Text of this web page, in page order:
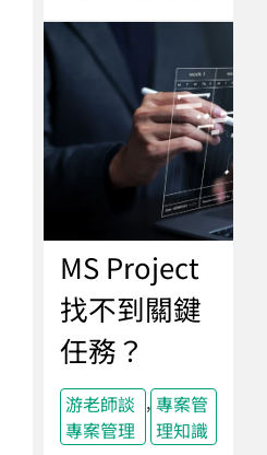
MS Project
找不到關鍵
任務？
游老師談
專案管理
, 專案管
理知識